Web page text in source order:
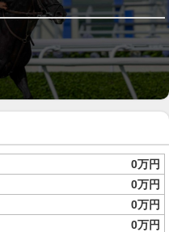
0万円
0万円
0万円
0万円